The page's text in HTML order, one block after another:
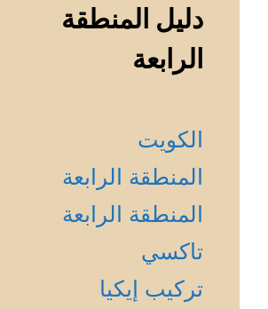
دليل المنطقة
الرابعة
الكويت
المنطقة الرابعة
المنطقة الرابعة
تاكسي
تركيب إيكيا